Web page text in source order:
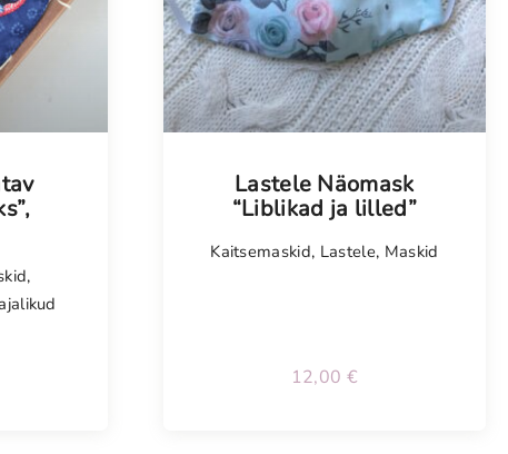
,
Lastele Näomask
“Liblikad ja lilled”
Kaitsemaskid, Lastele, Maskid
12,00 €